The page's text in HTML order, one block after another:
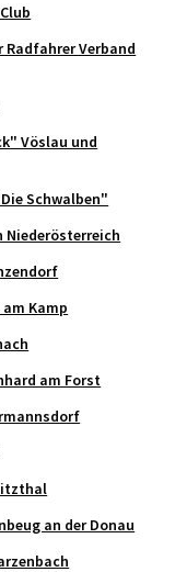
Radfahrer Verband
Vöslau und
Schwalben"
Niederösterreich
Kamp
am Forst
an der Donau